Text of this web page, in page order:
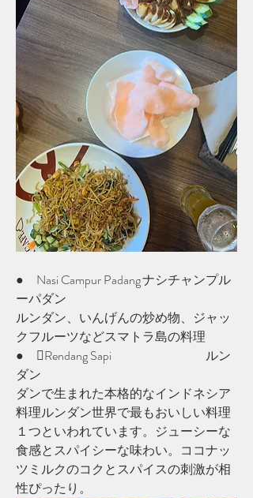
●　Nasi Campur Padang	ナシチャンプル
ルンダン、いんげんの炒め物、ジャッ
クフルーツなどスマトラ島の料理
●　Rendang Sapi			ルン
ダン
ダンで生まれた本格的なインドネシア
料理ルンダン世界で最もおいしい料理
１つといわれています。ジューシーな
食感とスパイシーな味わい。ココナッ
ツミルクのコクとスパイスの刺激が相
性ぴったり。